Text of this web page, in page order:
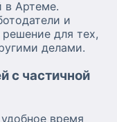
в Артеме.
и
для тех,
делами.
с частичной
время